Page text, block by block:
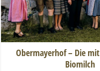
Obermayerhof – Die
Biomilch